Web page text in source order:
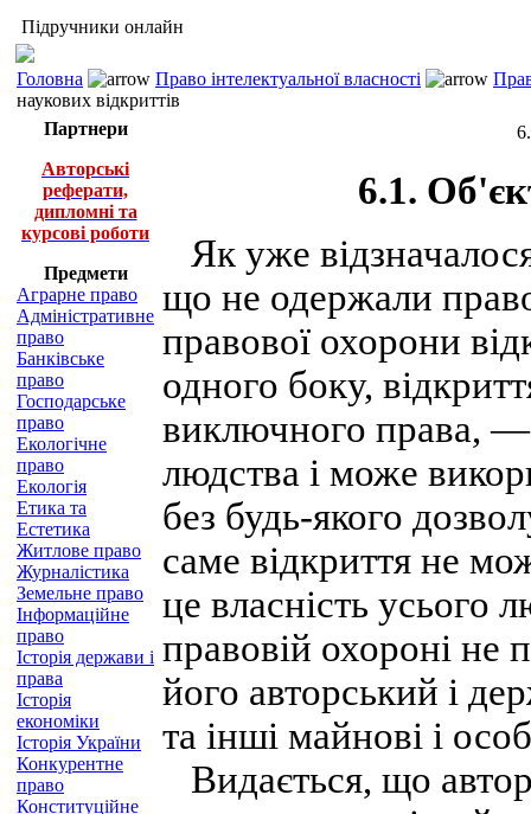
Підручники онлайн
Головна Право інтелектуальної власності
наукових відкриттів
Партнери
Авторські
реферати,
дипломні та
курсові роботи
Предмети
Аграрне право
Адміністративне
право
Банківське
право
Господарське
право
Екологічне
право
Екологія
Етика та
Естетика
Житлове право
Журналістика
Земельне право
Інформаційне
право
Історія держави і
права
Історія
економіки
Історія України
Конкурентне
право
Конституційне
6.1.
Як уже
що не одержали
правової охорони
одного боку,
виключного права, —
людства і може
без будь-якого
саме відкриття не
це власність усього
правовій охороні не
його авторський і
та інші майнові і
Видається, що